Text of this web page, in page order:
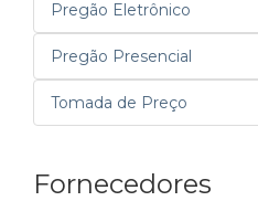
Pregão Eletrônico
Pregão Presencial
Tomada de Preço
Fornecedores